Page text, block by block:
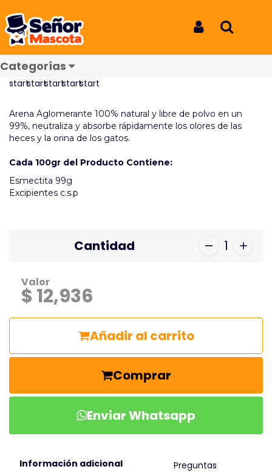
Categorías
Arena Cat Suplet Café 4.5k
Arena Aglomerante 100% natural y libre de polvo en un
99%, neutraliza y absorbe rápidamente los olores de las
heces y la orina de los gatos.
Cada 100gr del Producto Contiene:
Esmectita 99g
Excipientes c.s.p
Cantidad 1
Valor
$ 12,936
Añadir al carrito
Comprar
Enviar Whatsapp
Información adicional Preguntas